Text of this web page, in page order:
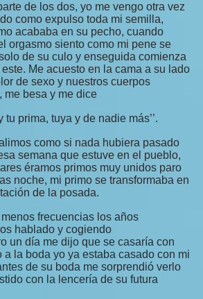
de los dos, yo me vengo otra vez
como expulso toda mi semilla,
acababa en su pecho, cuando
orgasmo siento como mi pene se
de su culo y enseguida comienza
Me acuesto en la cama a su lado
de sexo y nuestros cuerpos
me besa y me dice
tu prima, tuya y de nadie más’’.
como si nada hubiera pasado
semana que estuve en el pueblo,
éramos primos muy unidos paro
noche, mi primo se transformaba en
de la posada.
frecuencias los años
hablado y cogiendo
un día me dijo que se casaría con
a la boda yo ya estaba casado con mi
de su boda me sorprendió verlo
con la lencería de su futura